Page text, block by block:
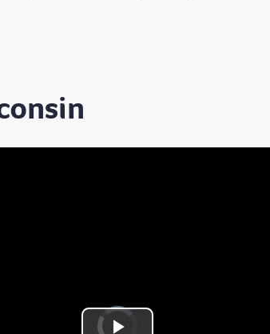
Video
Player
is